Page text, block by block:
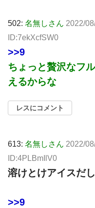
502: 名無しさん 2022/
ID:7ekXcfSW0
>>9
ちょっと贅沢なフ
えるからな
レスにコメント
613: 名無しさん 2022/
ID:4PLBmIlV0
溶けとけアイスだ
>>9